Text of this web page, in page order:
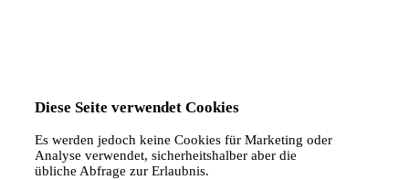
Diese Seite verwendet Cookies
Es werden jedoch keine Cookies für Marketing oder
Analyse verwendet, sicherheitshalber aber die
übliche Abfrage zur Erlaubnis.